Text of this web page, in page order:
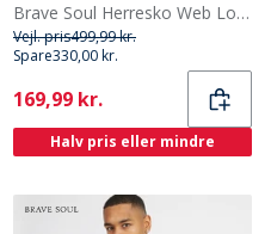
Brave Soul Herresko Web Loafers Sort
Vejl. pris499,99 kr.
Spare330,00 kr.
Current
169,99 kr.
Halv pris eller mindre